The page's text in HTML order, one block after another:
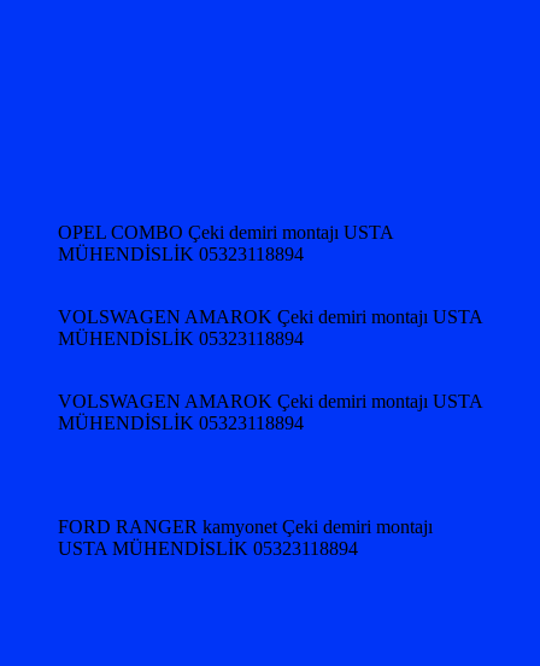
OPEL COMBO Çeki demiri montajı USTA
MÜHENDİSLİK 05323118894
VOLSWAGEN AMAROK Çeki demiri montajı USTA
MÜHENDİSLİK 05323118894
VOLSWAGEN AMAROK Çeki demiri montajı USTA
MÜHENDİSLİK 05323118894
FORD RANGER kamyonet Çeki demiri montajı
USTA MÜHENDİSLİK 05323118894